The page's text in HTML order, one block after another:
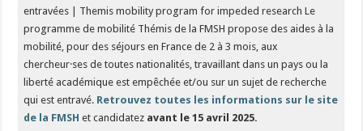
entravées | Themis mobility program for impeded research Le
programme de mobilité Thémis de la FMSH propose des aides à la
mobilité, pour des séjours en France de 2 à 3 mois, aux
chercheur·ses de toutes nationalités, travaillant dans un pays ou la
liberté académique est empêchée et/ou sur un sujet de recherche
qui est entravé. Retrouvez toutes les informations sur le site
de la FMSH et candidatez avant le 15 avril 2025.